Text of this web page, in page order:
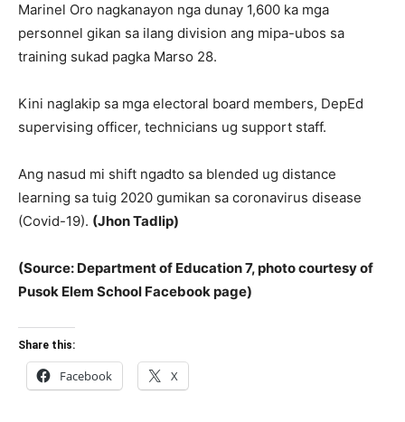
Marinel Oro nagkanayon nga dunay 1,600 ka mga
personnel gikan sa ilang division ang mipa-ubos sa
training sukad pagka Marso 28.
Kini naglakip sa mga electoral board members, DepEd
supervising officer, technicians ug support staff.
Ang nasud mi shift ngadto sa blended ug distance
learning sa tuig 2020 gumikan sa coronavirus disease
(Covid-19). (Jhon Tadlip)
(Source: Department of Education 7, photo courtesy of
Pusok Elem School Facebook page)
Share this:
Facebook X